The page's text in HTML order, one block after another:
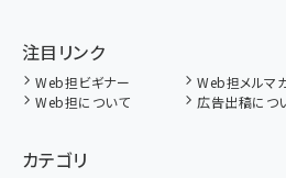
注目リンク
Web担ビギナー Web担メルマ
Web担について
広告出稿につ
カテゴリ